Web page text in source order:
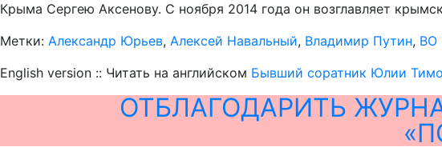
Крыма Сергею Аксенову. С ноября 2014 года он возглавляет
Метки: Александр Юрьев, Алексей Навальный, Владимир Путин, ВО
English version :: Читать на английском Бывший соратник Юлии
ОТБЛАГОДАРИТЬ